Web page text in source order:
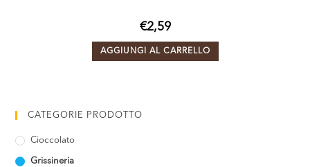
€2,59
AGGIUNGI AL CARRELLO
CATEGORIE PRODOTTO
Cioccolato
Grissineria